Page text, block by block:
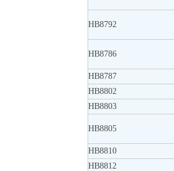
HB8792
HB8786
HB8787
HB8802
HB8803
HB8805
HB8810
HB8812